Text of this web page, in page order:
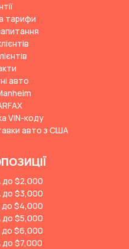
тарифи
авто
VIN-коду
авто з США
до $2,000
до $3,000
до $4,000
до $5,000
до $6,000
до $7,000